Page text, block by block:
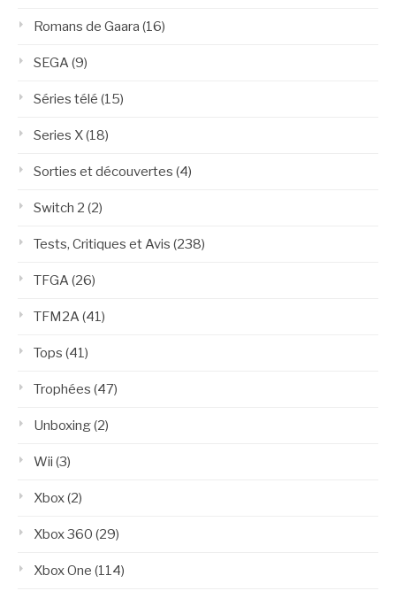
Romans de Gaara (16)
SEGA(9)
Séries télé (15)
Series X(18)
Sorties et découvertes (4)
Switch 2 (2)
Tests, Critiques et Avis (238)
TFGA(26)
TFM2A(41)
Tops (41)
Trophées (47)
Unboxing(2)
Wii (3)
Xbox(2)
Xbox 360 (29)
Xbox One (114)